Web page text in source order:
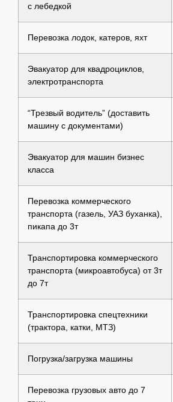
с лебедкой
Перевозка лодок, катеров, яхт
Эвакуатор для квадроциклов,
электротранспорта
“Трезвый водитель” (доставить
машину с документами)
Эвакуатор для машин бизнес
класса
Перевозка коммерческого
транспорта (газель, УАЗ буханка),
пикапа до 3т
Транспортировка коммерческого
транспорта (микроавтобуса) от 3т
до 7т
Транспортировка спецтехники
(трактора, катки, МТЗ)
Погрузка/загрузка машины
Перевозка грузовых авто до 7